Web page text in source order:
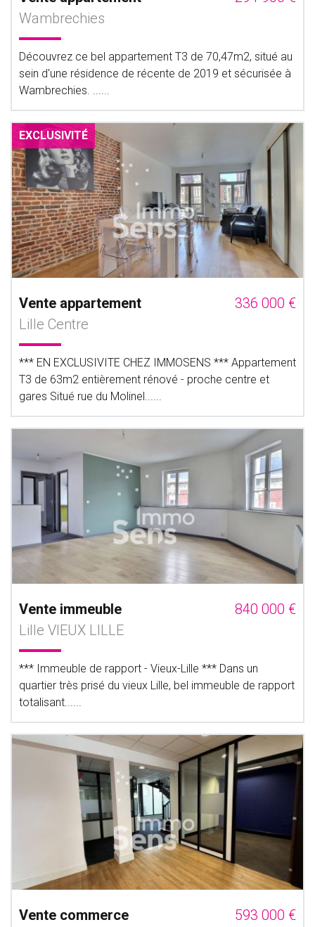
Wambrechies
Découvrez ce bel appartement T3 de 70,47m2, situé au
sein d'une résidence de récente de 2019 et sécurisée à
Wambrechies. ......
EXCLUSIVITÉ
Vente appartement
336 000 €
Lille Centre
*** EN EXCLUSIVITE CHEZ IMMOSENS *** Appartement
T3 de 63m2 entièrement rénové - proche centre et
gares Situé rue du Molinel......
Vente immeuble
840 000 €
Lille VIEUX LILLE
*** Immeuble de rapport - Vieux-Lille *** Dans un
quartier très prisé du vieux Lille, bel immeuble de rapport
totalisant......
Vente commerce
593 000 €